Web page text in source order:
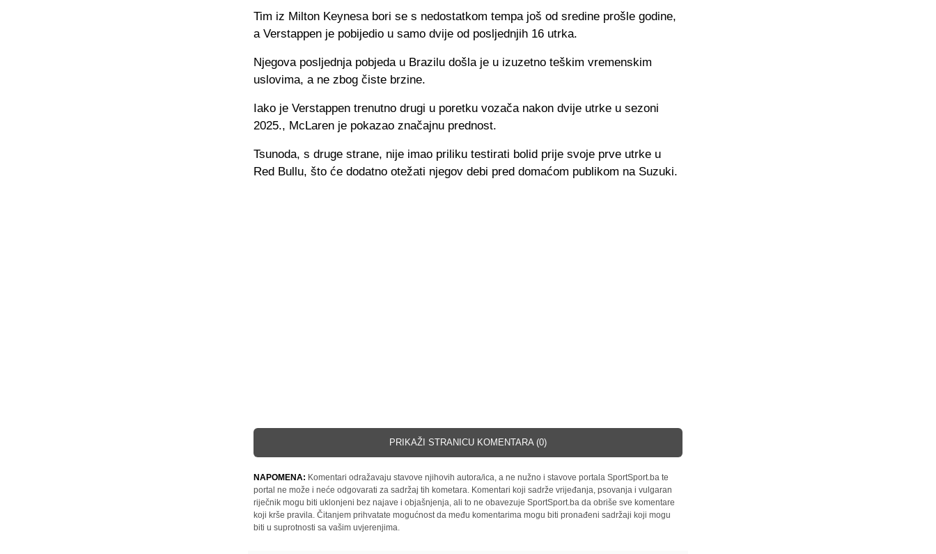
Tim iz Milton Keynesa bori se s nedostatkom tempa još od sredine prošle godine,
a Verstappen je pobijedio u samo dvije od posljednjih 16 utrka.
Njegova posljednja pobjeda u Brazilu došla je u izuzetno teškim vremenskim
uslovima, a ne zbog čiste brzine.
Iako je Verstappen trenutno drugi u poretku vozača nakon dvije utrke u sezoni
2025., McLaren je pokazao značajnu prednost.
Tsunoda, s druge strane, nije imao priliku testirati bolid prije svoje prve utrke u
Red Bullu, što će dodatno otežati njegov debi pred domaćom publikom na Suzuki.
PRIKAŽI STRANICU KOMENTARA (0)
NAPOMENA: Komentari odražavaju stavove njihovih autora/ica, a ne nužno i stavove portala SportSport.ba te
portal ne može i neće odgovarati za sadržaj tih kometara. Komentari koji sadrže vrijeđanja, psovanja i vulgaran
riječnik mogu biti uklonjeni bez najave i objašnjenja, ali to ne obavezuje SportSport.ba da obriše sve komentare
koji krše pravila. Čitanjem prihvatate mogućnost da među komentarima mogu biti pronađeni sadržaji koji mogu
biti u suprotnosti sa vašim uvjerenjima.